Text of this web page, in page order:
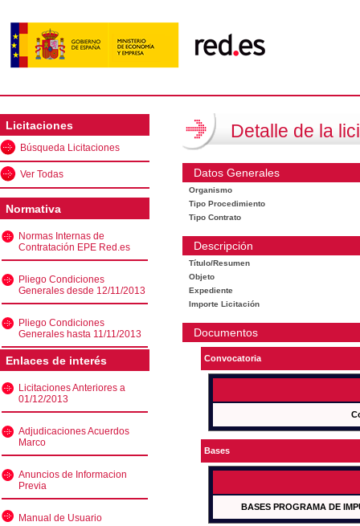
Licitaciones
Búsqueda Licitaciones
Ver Todas
Normativa
Normas Internas de
Contratación EPE Red.es
Pliego Condiciones
Generales desde 12/11/2013
Pliego Condiciones
Generales hasta 11/11/2013
Enlaces de interés
Licitaciones Anteriores a
01/12/2013
Adjudicaciones Acuerdos
Marco
Anuncios de Informacion
Previa
Manual de Usuario
Detalle de la
Datos Generales
Organismo
Tipo Procedimiento
Tipo Contrato
Descripción
Título/Resumen
Objeto
Expediente
Importe Licitación
Documentos
Convocatoria
Bases
BASES PROGRAMA DE